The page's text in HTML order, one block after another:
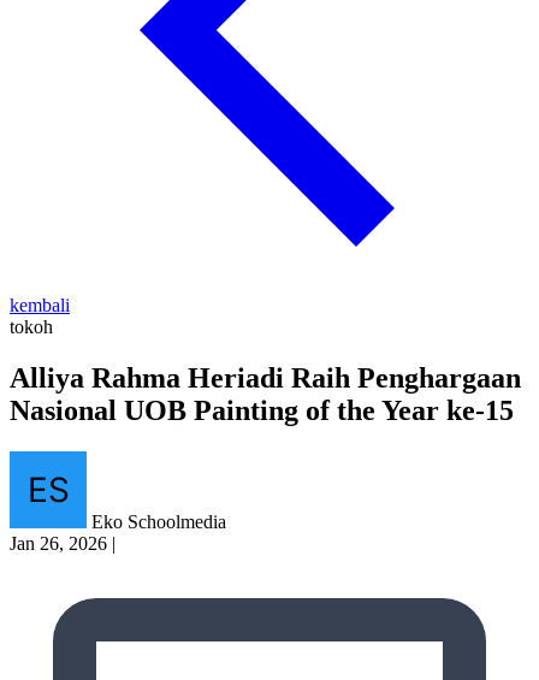
kembali
tokoh
Alliya Rahma Heriadi Raih Penghargaan
Nasional UOB Painting of the Year ke-15
Eko Schoolmedia
Jan 26, 2026 |